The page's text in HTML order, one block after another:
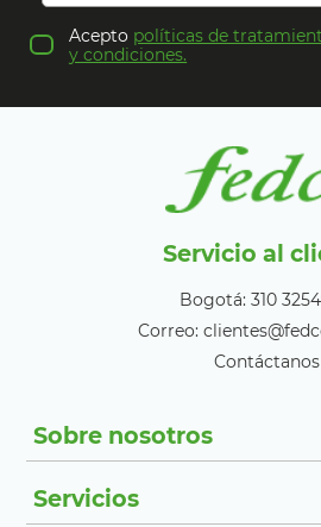
Acepto políticas de
y condiciones.
Servicio al
Bogotá: 310
Correo:
Contáctanos
Sobre nosotros
Servicios